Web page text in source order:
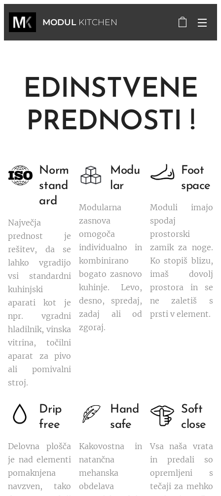
MODUL KITCHEN
EDINSTVENE
PREDNOSTI !
Norm
stand
ard
Največja
prednost je
rešitev, da se
lahko vgradijo
vsi standardni
kuhinjski
aparati kot je
npr. vgradni
hladilnik, vinska
vitrina, točilni
aparat za pivo
ali pomivalni
stroj.
Modu
lar
Modularna
zasnova
omogoča
individualno in
kombinirano
bogato zasnovo
kuhinje. Levo,
desno, spredaj,
zadaj ali od
zgoraj.
Foot
space
Moduli imajo
spodaj
prostorski
zamik za noge.
Ko stopiš blizu,
imaš dovolj
prostora in se
ne zaletiš s
prsti v element.
Drip
free
Delovna plošča
je nad elementi
pomaknjena
navzven, tako
Hand
safe
Kakovostna in
natančna
mehanska
obdelava
Soft
close
Vsa naša vrata
in predali so
opremljeni s
tečaji za mehko